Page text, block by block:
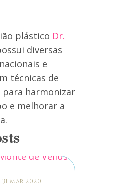
plástico Dr.
diversas
e
técnicas de
para harmonizar
e melhorar a
mar 2020